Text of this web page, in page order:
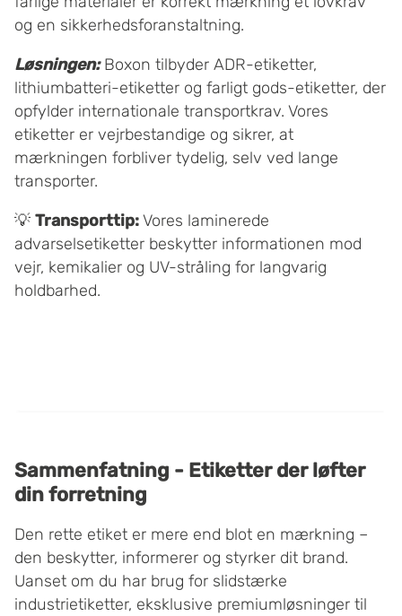
og en sikkerhedsforanstaltning.
Løsningen:Boxon tilbyder ADR-etiketter,
lithiumbatteri-etiketter og farligt gods-etiketter, der
opfylder internationale transportkrav. Vores
etiketter er vejrbestandige og sikrer, at
mærkningen forbliver tydelig, selv ved lange
transporter.
💡 Transporttip:Vores laminerede
advarselsetiketter beskytter informationen mod
vejr, kemikalier og UV-stråling for langvarig
holdbarhed.
Sammenfatning - Etiketter der løfter
din forretning
Den rette etiket er mere end blot en mærkning –
den beskytter, informerer og styrker dit brand.
Uanset om du har brug for slidstærke
industrietiketter, eksklusive premiumløsninger til